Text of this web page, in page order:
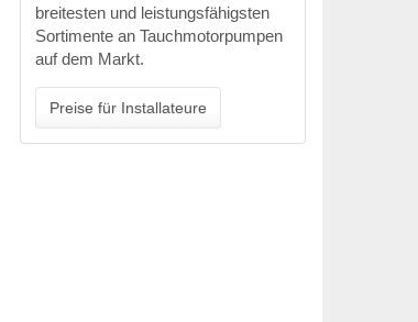
breitesten und leistungsfähigsten
Sortimente an Tauchmotorpumpen
auf dem Markt.
Preise für Installateure